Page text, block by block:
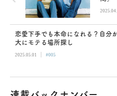
恋愛下手でも本命になれる？自分
大にモテる場所探し
2025.05.01 | #005